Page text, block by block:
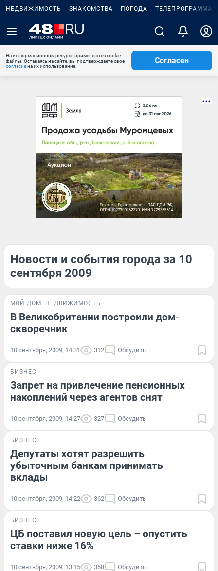
НЕДВИЖИМОСТЬ ЗНАКОМСТВА ПОГОДА ТЕЛЕПРОГРАММА
На информационном ресурсе применяются cookie-
файлы. Оставаясь на сайте, вы подтверждаете свое
согласиена их использование.
Согласен
Новости и события города за 10
сентября 2009
МОЙ ДОМ НЕДВИЖИМОСТЬ
В Великобритании построили дом-
скворечник
10 сентября, 2009, 14:31 312 Обсудить
БИЗНЕС
Запрет на привлечение пенсионных
накоплений через агентов снят
10 сентября, 2009, 14:27 327 Обсудить
БИЗНЕС
Депутаты хотят разрешить
убыточным банкам принимать
вклады
10 сентября, 2009, 14:22 362 Обсудить
БИЗНЕС
ЦБ поставил новую цель – опустить
ставки ниже 16%
10 сентября, 2009, 13:15 358 Обсудить